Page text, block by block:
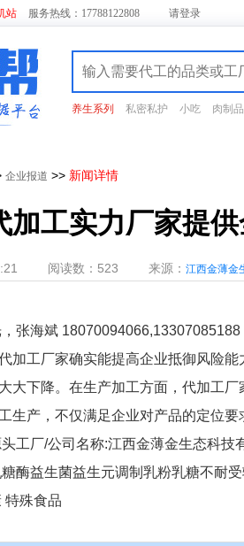
站 服务热线：17788122808 请登录
养生系列 私密私护 小吃 肉制品
企业报道 >> 新闻详情
加工实力厂家提
阅读数：523 来源： 江西金薄金
张海斌 18070094066,13307085188
加工厂家确实能提高企业抵御风险
大下降。在生产加工方面，代加工
生产，不仅满足企业对产品的定位
工厂/公司名称:江西金薄金生态科技
酶益生菌益生元调制乳粉乳糖不耐
特殊食品